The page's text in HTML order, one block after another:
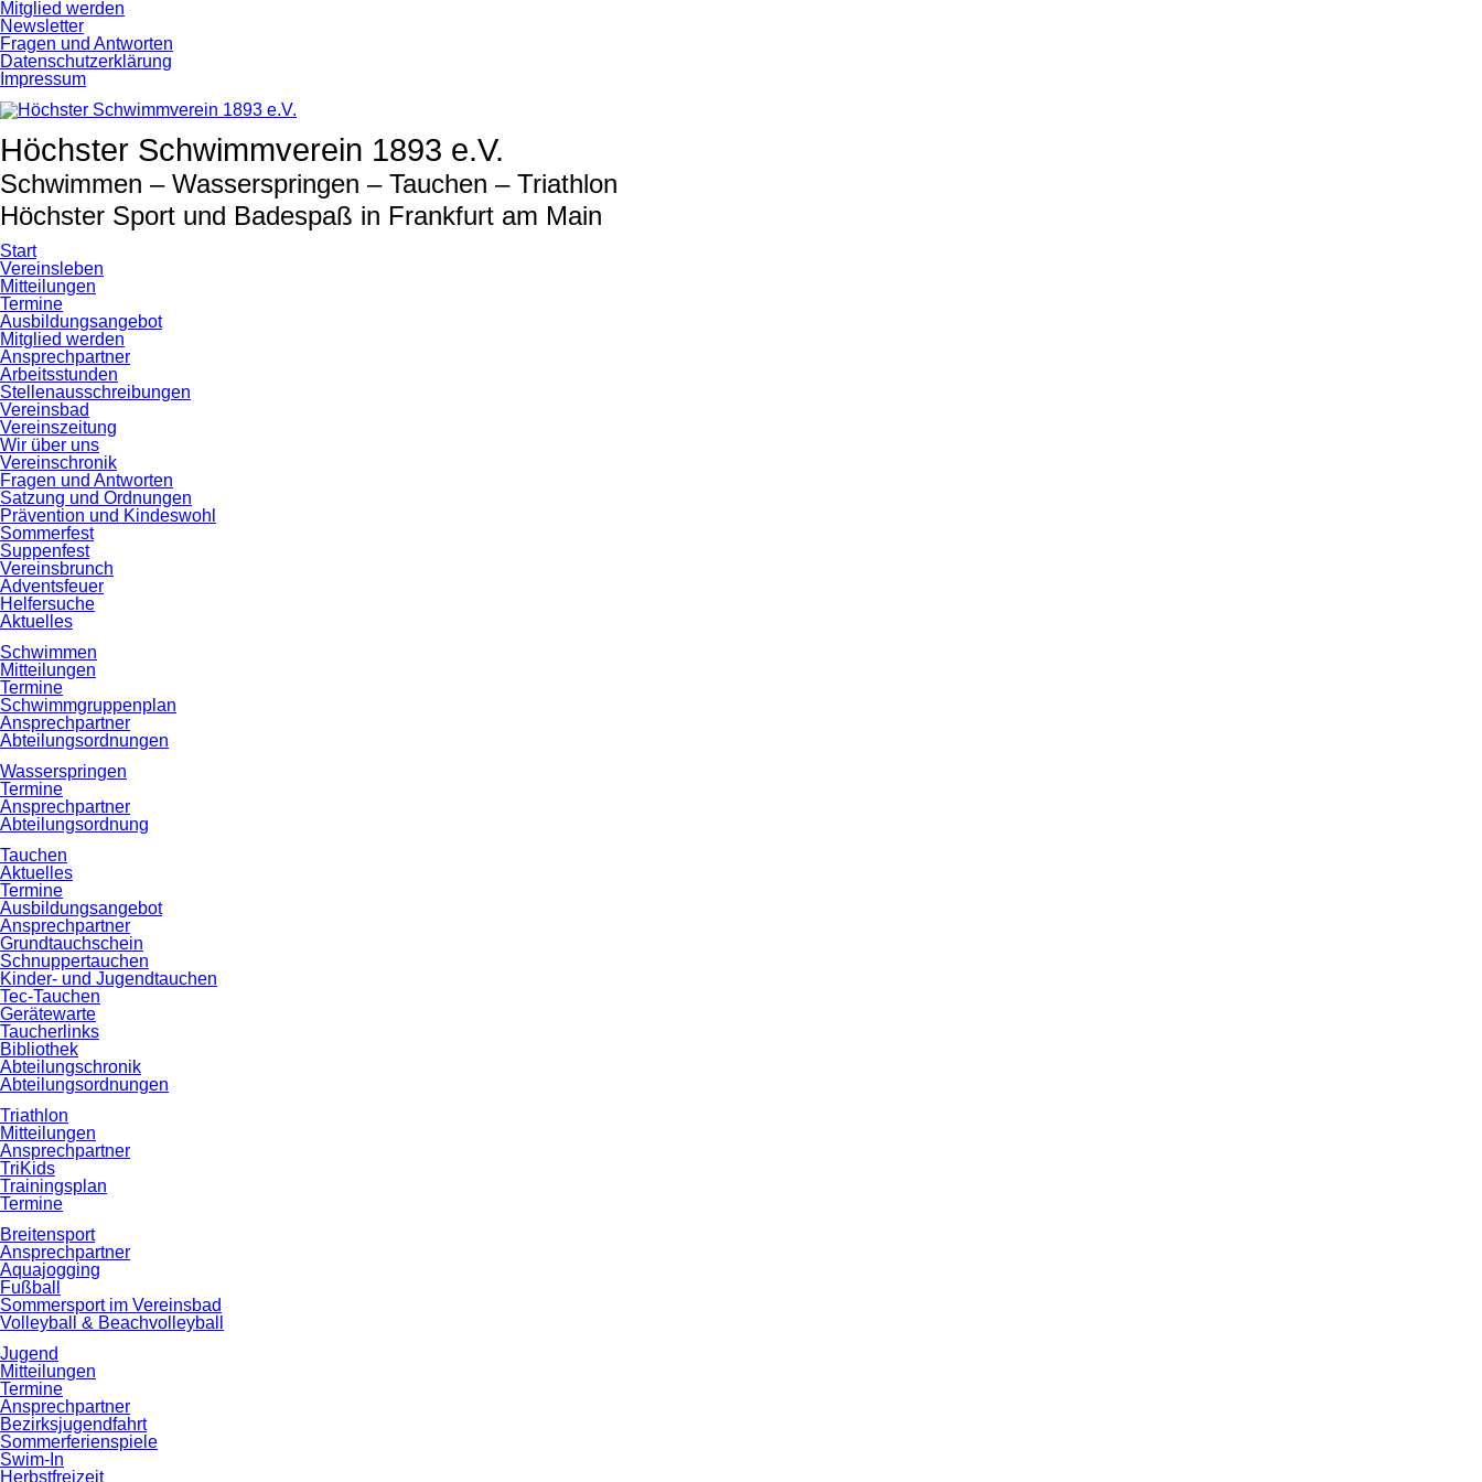
Navigation
überspringen
Mitglied werden
Newsletter
Fragen und Antworten
Datenschutzerklärung
Impressum
Höchster Schwimmverein 1893 e.V.
Schwimmen – Wasserspringen – Tauchen – Triathlon
Höchster Sport und Badespaß in Frankfurt am Main
Start
Vereinsleben
Mitteilungen
Termine
Ausbildungsangebot
Mitglied werden
Ansprechpartner
Arbeitsstunden
Stellenausschreibungen
Vereinsbad
Vereinszeitung
Wir über uns
Vereinschronik
Fragen und Antworten
Satzung und Ordnungen
Prävention und Kindeswohl
Sommerfest
Suppenfest
Vereinsbrunch
Adventsfeuer
Helfersuche
Aktuelles
Schwimmen
Mitteilungen
Termine
Schwimmgruppenplan
Ansprechpartner
Abteilungsordnungen
Wasserspringen
Termine
Ansprechpartner
Abteilungsordnung
Tauchen
Aktuelles
Termine
Ausbildungsangebot
Ansprechpartner
Grundtauchschein
Schnuppertauchen
Kinder- und Jugendtauchen
Tec-Tauchen
Gerätewarte
Taucherlinks
Bibliothek
Abteilungschronik
Abteilungsordnungen
Triathlon
Mitteilungen
Ansprechpartner
TriKids
Trainingsplan
Termine
Breitensport
Ansprechpartner
Aquajogging
Fußball
Sommersport im Vereinsbad
Volleyball & Beachvolleyball
Jugend
Mitteilungen
Termine
Ansprechpartner
Bezirksjugendfahrt
Sommerferienspiele
Swim-In
Herbstfreizeit